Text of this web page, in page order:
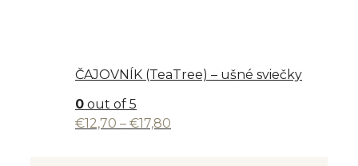
ČAJOVNÍK (TeaTree) – ušné sviečky
0 out of 5
€12,70 – €17,80